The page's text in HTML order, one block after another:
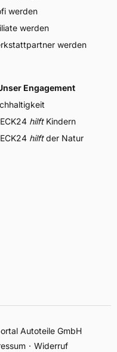
werden
werden
werden
Engagement
hilftKindern
hilftder Natur
Autoteile GmbH
Widerruf